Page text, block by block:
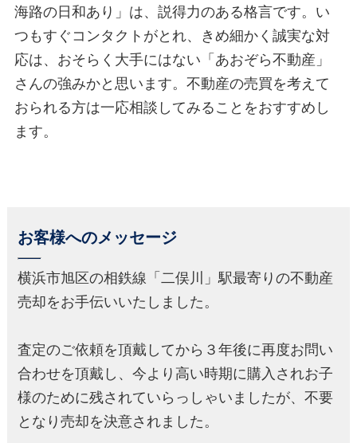
海路の日和あり」は、説得力のある格言です。い
つもすぐコンタクトがとれ、きめ細かく誠実な対
応は、おそらく大手にはない「あおぞら不動産」
さんの強みかと思います。不動産の売買を考えて
おられる方は一応相談してみることをおすすめし
ます。
お客様へのメッセージ
横浜市旭区の相鉄線「二俣川」駅最寄りの不動産
売却をお手伝いいたしました。
査定のご依頼を頂戴してから３年後に再度お問い
合わせを頂戴し、今より高い時期に購入されお子
様のために残されていらっしゃいましたが、不要
となり売却を決意されました。